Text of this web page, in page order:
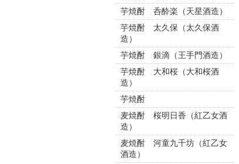
芋焼酎 呑酔楽（天星酒造）
芋焼酎 太久保（太久保酒
造）
芋焼酎 銀滴（王手門酒造）
芋焼酎 大和桜（大和桜酒
造）
芋焼酎
麦焼酎 桜明日香（紅乙女酒
造）
麦焼酎 河童九千坊（紅乙女
酒造）